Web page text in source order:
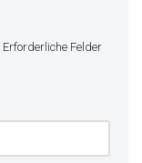
Erforderliche Felder